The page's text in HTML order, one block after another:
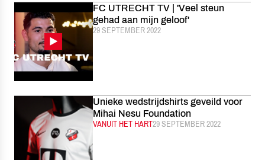
FC UTRECHT TV | 'Veel steun
gehad aan mijn geloof'
CATEGORIE:
GEPUBLICEERD:
29 SEPTEMBER 2022
Unieke wedstrijdshirts geveild voor
Mihai Nesu Foundation
CATEGORIE:
VANUIT HET HARTGEPUBLICEERD:
29 SEPTEMBER 2022